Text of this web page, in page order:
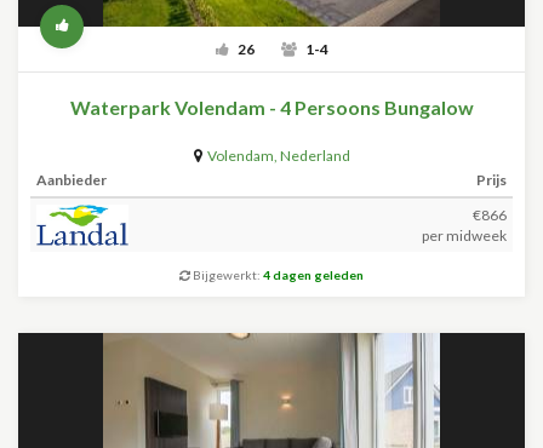
26 1-4
Waterpark Volendam - 4 Persoons Bungalow
Volendam, Nederland
Aanbieder
Prijs
€866
per midweek
Bijgewerkt: 4 dagen geleden